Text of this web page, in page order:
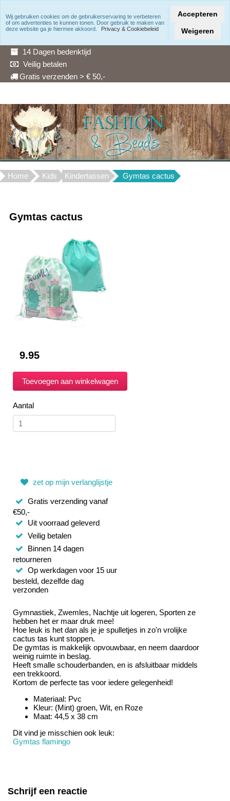
Snelle levering
14 Dagen bedenktijd
Veilig betalen
Gratis verzenden > € 50,-
Home Kids Kindertassen Gymtas cactus
Gymtas cactus
9.95
Aantal
zet op mijn verlanglijstje
Gratis verzending vanaf
€50,-
Uit voorraad geleverd
Veilig betalen
Binnen 14 dagen
retourneren
Op werkdagen voor 15 uur
besteld, dezelfde dag
verzonden
Gymnastiek, Zwemles, Nachtje uit logeren, Sporten ze
hebben het er maar druk mee!
Hoe leuk is het dan als je je spulletjes in zo'n vrolijke
cactus tas kunt stoppen.
De gymtas is makkelijk opvouwbaar, en neem daardoor
weinig ruimte in beslag.
Heeft smalle schouderbanden, en is afsluitbaar middels
een trekkoord.
Kortom de perfecte tas voor iedere gelegenheid!
Materiaal: Pvc
Kleur: (Mint) groen, Wit, en Roze
Maat: 44,5 x 38 cm
Dit vind je misschien ook leuk:
Gymtas flamingo
Schrijf een reactie
Wij gebruiken cookies om de gebruikerservaring te verbeteren
of om advertenties te kunnen tonen. Door gebruik te maken van
deze website ga je hiermee akkoord.
Privacy & Cookiebeleid
Accepteren
Weigeren